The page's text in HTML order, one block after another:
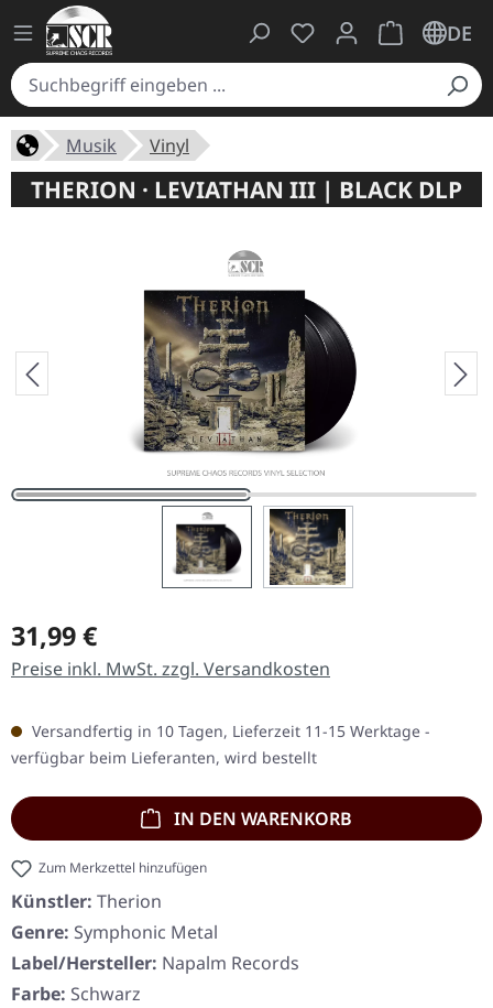
Du hast 0 Produkte
Warenkorb
DE
Musik Vinyl
THERION · LEVIATHAN III | BLACK DLP
Regulärer Preis:
31,99 €
Preise inkl. MwSt. zzgl. Versandkosten
Versandfertig in 10 Tagen, Lieferzeit 11-15 Werktage -
verfügbar beim Lieferanten, wird bestellt
IN DEN WARENKORB
Zum Merkzettel hinzufügen
Künstler: Therion
Genre: Symphonic Metal
Label/Hersteller: Napalm Records
Farbe: Schwarz